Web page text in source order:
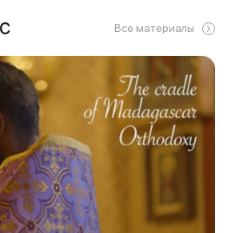
Все материалы